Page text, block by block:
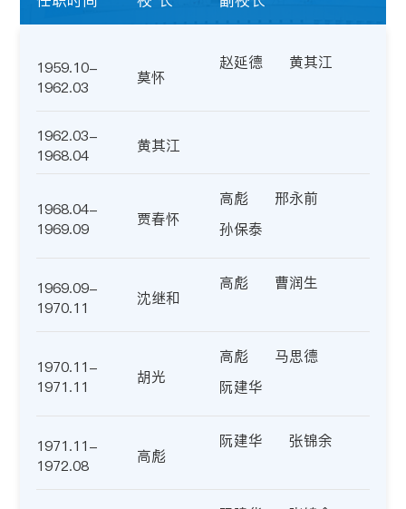
1959.10-
1962.03
莫怀
赵延德 黄其江
1962.03-
1968.04
黄其江
1968.04-
1969.09
贾春怀
高彪
邢永前
孙保泰
1969.09-
1970.11
沈继和
高彪 曹润生
1970.11-
1971.11
胡光
高彪
马思德
阮建华
1971.11-
1972.08
高彪
阮建华 张锦余